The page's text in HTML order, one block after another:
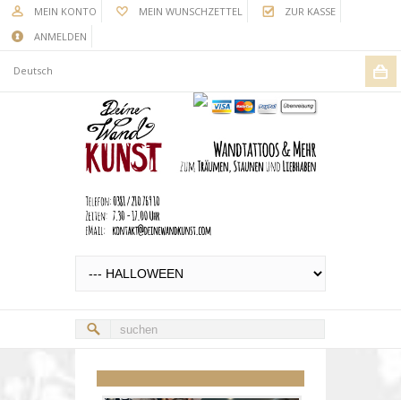
MEIN KONTO MEIN WUNSCHZETTEL
ZUR KASSE
ANMELDEN
Deutsch